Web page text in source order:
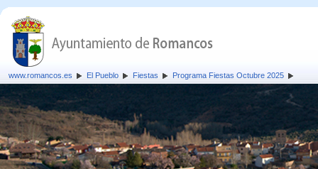
www.romancos.es El Pueblo Fiestas Programa Fiestas Octubre 2025